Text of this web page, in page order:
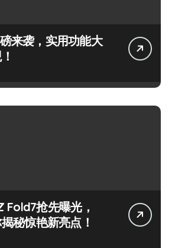
来袭，实用功能大
Fold7抢先曝光，
秘惊艳新亮点！